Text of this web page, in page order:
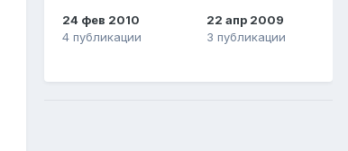
24 фев 2010
4 публикации
22 апр 2009
3 публикации